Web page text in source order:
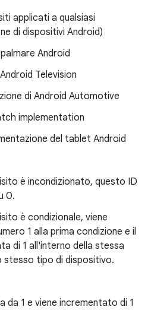
applicati a qualsiasi
di dispositivi Android)
Android
Television
di Android Automotive
implementation
del tablet Android
è incondizionato, questo ID
0.
è condizionale, viene
1 alla prima condizione e il
di 1 all'interno della stessa
stesso tipo di dispositivo.
da 1 e viene incrementato di 1